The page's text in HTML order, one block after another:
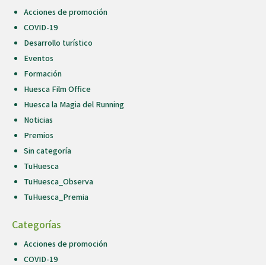
Acciones de promoción
COVID-19
Desarrollo turístico
Eventos
Formación
Huesca Film Office
Huesca la Magia del Running
Noticias
Premios
Sin categoría
TuHuesca
TuHuesca_Observa
TuHuesca_Premia
Categorías
Acciones de promoción
COVID-19